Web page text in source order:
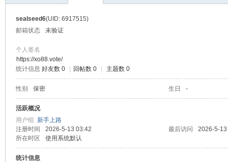
sealseed6(UID: 6917515)
邮箱状态
未验证
个人签名
https://xo88.vote/
统计信息 好友数 0 回帖数 0 主题数 0
性别 保密 生日 -
活跃概况
用户组 新手上路
注册时间
2026-5-13 03:42 最后访问
2026-5-
所在时区
使用系统默认
统计信息